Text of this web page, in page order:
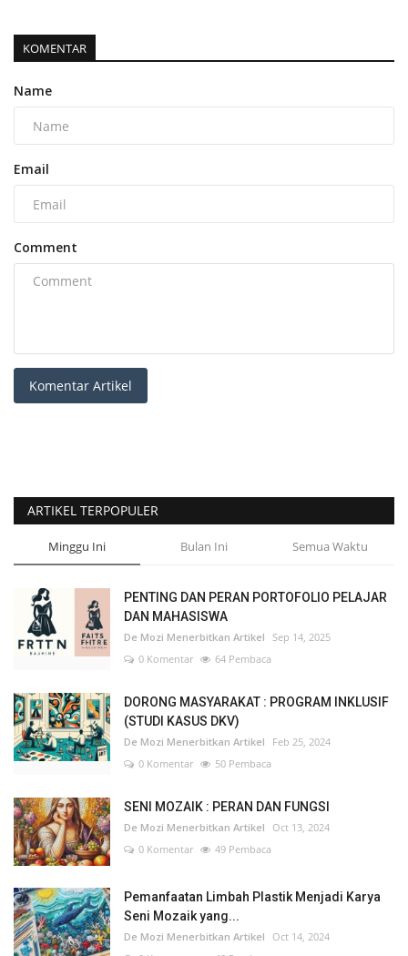
KOMENTAR
Name
Email
Comment
Komentar Artikel
ARTIKEL TERPOPULER
Minggu Ini Bulan Ini Semua Waktu
PENTING DAN PERAN PORTOFOLIO PELAJAR
DAN MAHASISWA
De Mozi Menerbitkan Artikel Sep 14, 2025
0 Komentar
64 Pembaca
DORONG MASYARAKAT : PROGRAM INKLUSIF
(STUDI KASUS DKV)
De Mozi Menerbitkan Artikel
Feb 25, 2024
0 Komentar
50 Pembaca
SENI MOZAIK : PERAN DAN FUNGSI
De Mozi Menerbitkan Artikel
Oct 13, 2024
0 Komentar
49 Pembaca
Pemanfaatan Limbah Plastik Menjadi Karya
Seni Mozaik yang...
De Mozi Menerbitkan Artikel
Oct 14, 2024